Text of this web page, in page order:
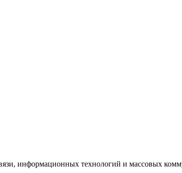
информационных технологий и массовых